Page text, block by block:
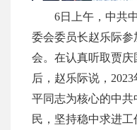
6日上午，中共
委会委员长赵乐际参
会。在认真听取贾
后，赵乐际说，
平同志为核心的中共
民，坚持稳中求进